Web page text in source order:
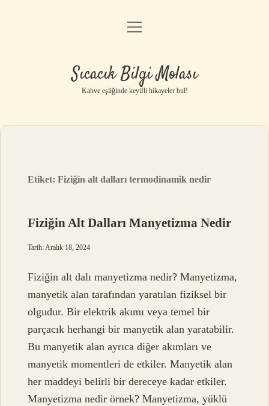
Anasayfa
Yasal Uyarı
menüyü
Sıcacık Bilgi Molası
Kahve eşliğinde keyifli hikayeler bul!
Etiket:Fiziğin alt dalları termodinamik nedir
Fiziğin Alt Dalları Manyetizma Nedir
Tarih: Aralık 18, 2024
Fiziğin alt dalı manyetizma nedir? Manyetizma,
manyetik alan tarafından yaratılan fiziksel bir
olgudur. Bir elektrik akımı veya temel bir
parçacık herhangi bir manyetik alan yaratabilir.
Bu manyetik alan ayrıca diğer akımları ve
manyetik momentleri de etkiler. Manyetik alan
her maddeyi belirli bir dereceye kadar etkiler.
Manyetizma nedir örnek? Manyetizma, yüklü